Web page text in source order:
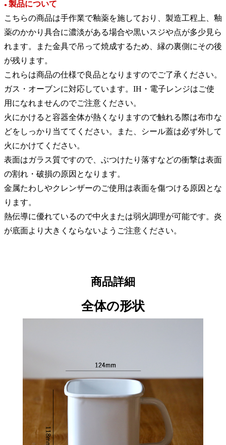
● 製品について
こちらの商品は手作業で釉薬を施しており、製造工程上、釉
薬のかかり具合に濃淡がある場合や黒いスジや点が多少見ら
れます。また金具で吊って焼成するため、縁の裏側にその後
が残ります。
これらは商品の仕様で良品となりますのでご了承ください。
ガス・オーブンに対応しています。IH・電子レンジはご使
用になれませんのでご注意ください。
火にかけると容器全体が熱くなりますので触れる際は布巾な
どをしっかり当ててください。また、シール蓋は必ず外して
火にかけてください。
表面はガラス質ですので、ぶつけたり落すなどの衝撃は表面
の割れ・破損の原因となります。
金属たわしやクレンザーのご使用は表面を傷つける原因とな
ります。
熱伝導に優れているので中火または弱火調理が可能です。炎
が底面より大きくならないようご注意ください。
商品詳細
全体の形状